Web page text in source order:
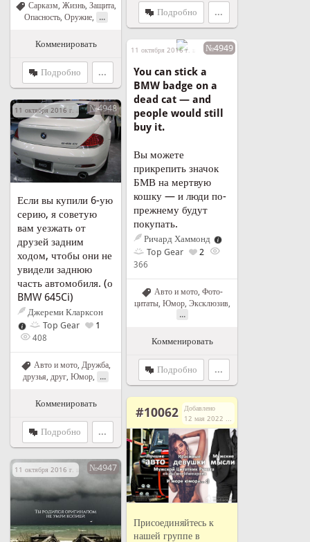
Подробно ...
Сарказм, Жизнь, Защита,
Опасность, Оружие, ...
Комменировать
Подробно ...
11 октября 2016 г. в 10:33№4949
You can stick a
BMW badge on a
dead cat — and
people would still
buy it.
Вы можете
прикрепить значок
БМВ на мертвую
кошку — и люди по-
прежнему будут
покупать.
Ричард Хаммонд
Top Gear
2
366
Авто и мото, Фото-
цитаты, Юмор, Эксклюзив,
...
Комменировать
Подробно ...
11 октября 2016 г. в 10:26№4948
Если вы купили 6-ую
серию, я советую
вам уезжать от
друзей задним
ходом, чтобы они не
увидели заднюю
часть автомобиля. (о
BMW 645Ci)
Джереми Кларксон
Top Gear
1
408
Авто и мото, Дружба,
друзья, друг Юмор ...
Комменировать
Подробно ...
#10062
Добавлено
12 мая 2022 г. в 14:03
Присоединяйтесь к
нашей группе в
11 октября 2016 г. в 09:09№4947